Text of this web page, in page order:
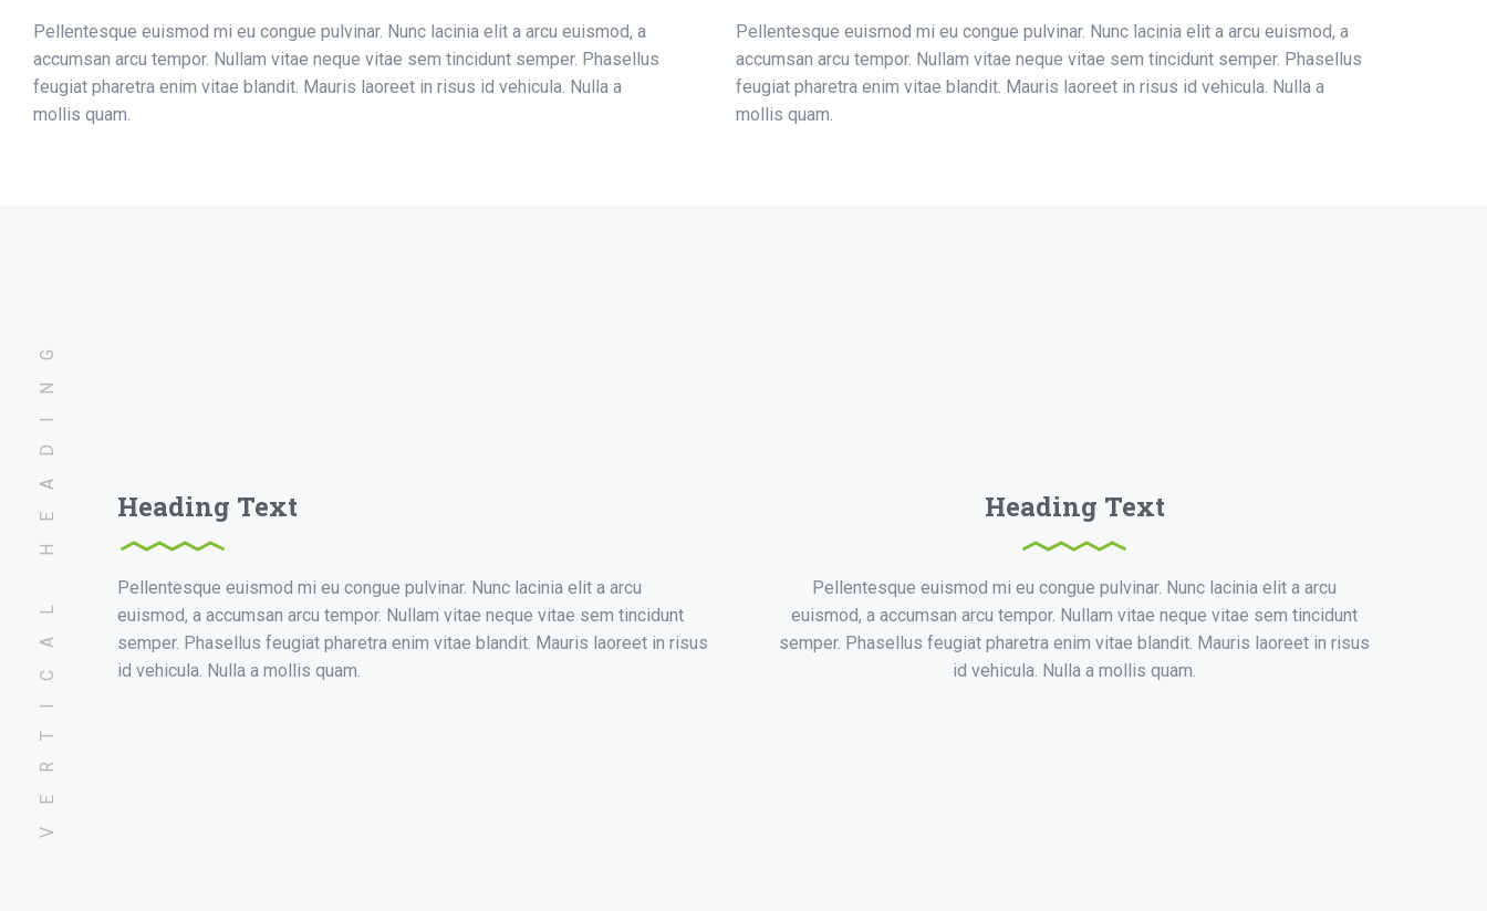
Pellentesque euismod mi eu congue pulvinar. Nunc lacinia elit a arcu euismod, a
accumsan arcu tempor. Nullam vitae neque vitae sem tincidunt semper. Phasellus
feugiat pharetra enim vitae blandit. Mauris laoreet in risus id vehicula. Nulla a
mollis quam.
Pellentesque euismod mi eu congue pulvinar. Nunc lacinia elit a arcu euismod, a
accumsan arcu tempor. Nullam vitae neque vitae sem tincidunt semper. Phasellus
feugiat pharetra enim vitae blandit. Mauris laoreet in risus id vehicula. Nulla a
mollis quam.
VERTICAL HEADING Heading Text
Pellentesque euismod mi eu congue pulvinar. Nunc lacinia elit a arcu
euismod, a accumsan arcu tempor. Nullam vitae neque vitae sem tincidunt
semper. Phasellus feugiat pharetra enim vitae blandit. Mauris laoreet in risus
id vehicula. Nulla a mollis quam.
Heading Text
Pellentesque euismod mi eu congue pulvinar. Nunc lacinia elit a arcu
euismod, a accumsan arcu tempor. Nullam vitae neque vitae sem tincidunt
semper. Phasellus feugiat pharetra enim vitae blandit. Mauris laoreet in risus
id vehicula. Nulla a mollis quam.